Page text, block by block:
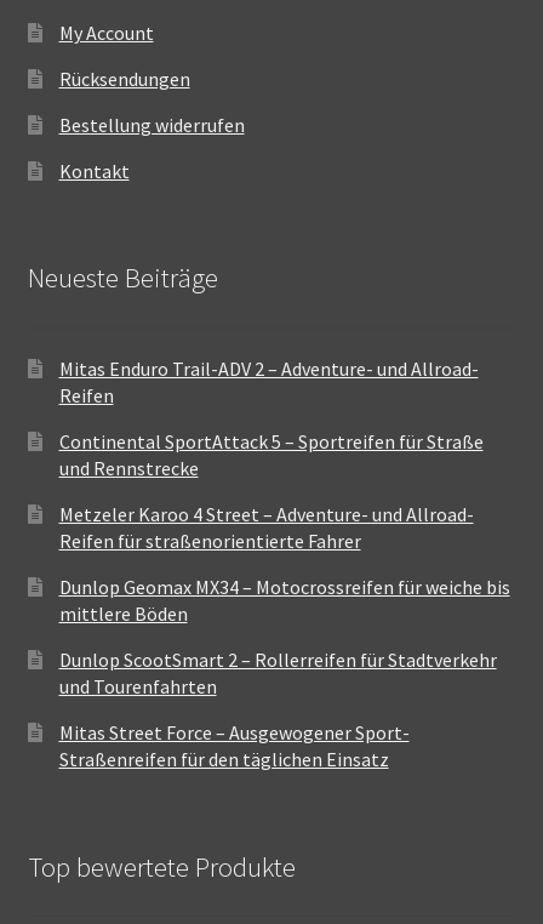
My Account
Rücksendungen
Bestellung widerrufen
Kontakt
Neueste Beiträge
Mitas Enduro Trail-ADV 2 – Adventure- und Allroad-
Reifen
Continental SportAttack 5 – Sportreifen für Straße
und Rennstrecke
Metzeler Karoo 4 Street – Adventure- und Allroad-
Reifen für straßenorientierte Fahrer
Dunlop Geomax MX34 – Motocrossreifen für weiche bis
mittlere Böden
Dunlop ScootSmart 2 – Rollerreifen für Stadtverkehr
und Tourenfahrten
Mitas Street Force – Ausgewogener Sport-
Straßenreifen für den täglichen Einsatz
Top bewertete Produkte